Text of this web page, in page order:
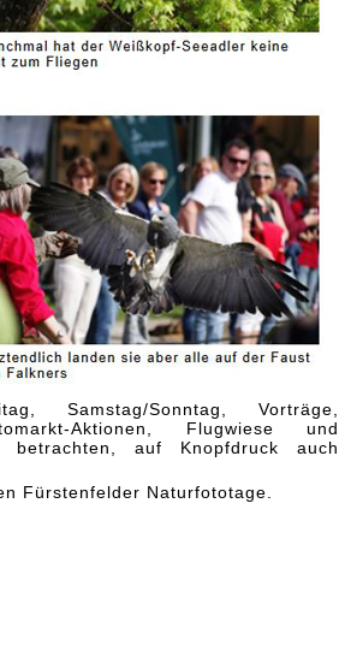
Samstag/Sonntag, Vorträge,
Aktionen, Flugwiese und
auf Knopfdruck auch
Fürstenfelder Naturfototage.